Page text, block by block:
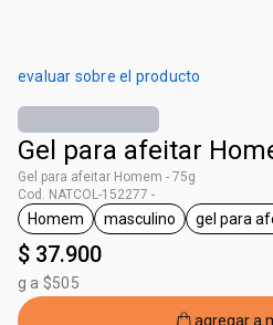
evaluar sobre el producto
Gel para afeitar
Gel para afeitar Homem - 75g
Cod. NATCOL-152277 -
general.tag Homem
Homem
general.tag
masculino gel para
$ 37.900
g a $505
agregar a